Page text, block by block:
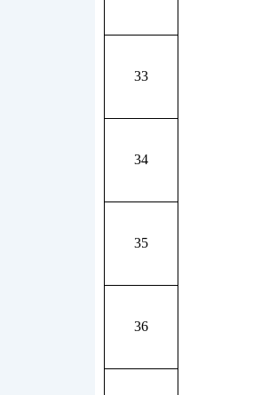
33
34
35
36